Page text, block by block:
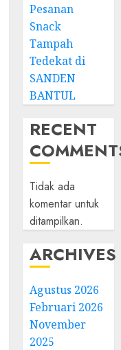
Pesanan
Snack
Tampah
Tedekat di
SANDEN
BANTUL
RECENT
Tidak ada
komentar untuk
ditampilkan.
ARCHIVES
Agustus 2026
Februari 2026
November
2025